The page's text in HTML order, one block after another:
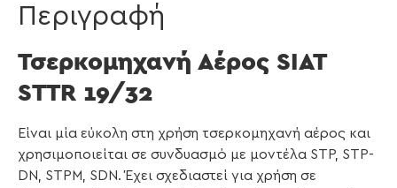
Περιγραφή
Τσερκομηχανή Αέρος SIAT
STTR 19/32
Είναι μία εύκολη στη χρήση τσερκομηχανή αέρος και
χρησιμοποιείται σε συνδυασμό με μοντέλα STP, STP-
DN, STPM, SDN. Έχει σχεδιαστεί για χρήση σε